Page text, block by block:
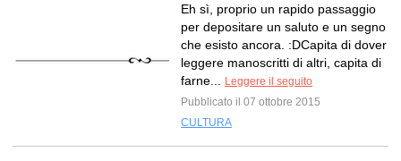
Eh sì, proprio un rapido passaggio
per depositare un saluto e un segno
che esisto ancora. :DCapita di dover
leggere manoscritti di altri, capita di
farne...
Leggere il seguito
Pubblicato il 07 ottobre 2015
CULTURA